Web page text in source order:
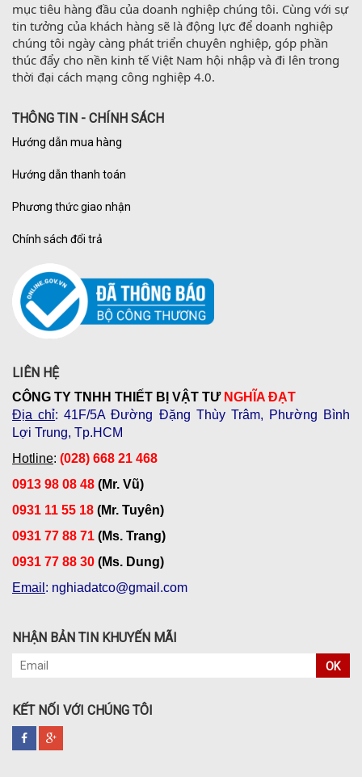
mục tiêu hàng đầu của doanh nghiệp chúng tôi. Cùng với sự
tin tưởng của khách hàng sẽ là động lực để doanh nghiệp
chúng tôi ngày càng phát triển chuyên nghiệp, góp phần
thúc đẩy cho nền kinh tế Việt Nam hội nhập và đi lên trong
thời đại cách mạng công nghiệp 4.0.
THÔNG TIN - CHÍNH SÁCH
Hướng dẫn mua hàng
Hướng dẫn thanh toán
Phương thức giao nhận
Chính sách đổi trả
LIÊN HỆ
CÔNG TY TNHH THIẾT BỊ VẬT TƯ NGHĨA ĐẠT
Địa chỉ: 41F/5A Đường Đặng Thùy Trâm, Phường Bình
Lợi Trung, Tp.HCM
Hotline: (028) 668 21 468
0913 98 08 48 (Mr. Vũ)
0931 11 55 18 (Mr. Tuyên)
0931 77 88 71 (Ms. Trang)
0931 77 88 30 (Ms. Dung)
Email : nghiadatco@gmail.com
NHẬN BẢN TIN KHUYẾN MÃI
OK
KẾT NỐI VỚI CHÚNG TÔI